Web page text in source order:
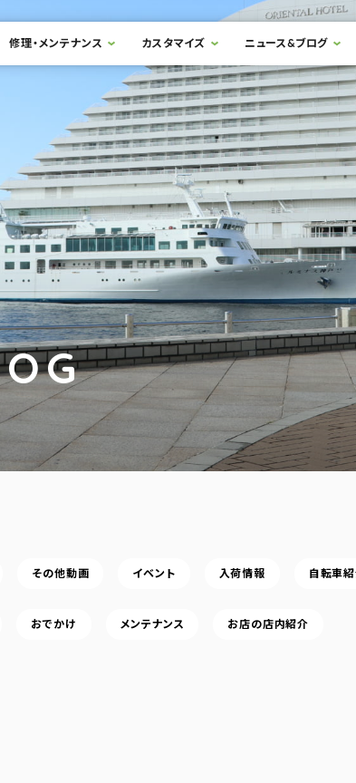
修理・メンテナンス カスタマイズ ニュース&ブログ
その他動画 イベント 入荷情報 自転車
おでかけ メンテナンス お店の店内紹介